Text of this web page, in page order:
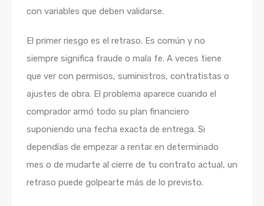
con variables que deben validarse.
El primer riesgo es el retraso. Es común y no
siempre significa fraude o mala fe. A veces tiene
que ver con permisos, suministros, contratistas o
ajustes de obra. El problema aparece cuando el
comprador armó todo su plan financiero
suponiendo una fecha exacta de entrega. Si
dependías de empezar a rentar en determinado
mes o de mudarte al cierre de tu contrato actual, un
retraso puede golpearte más de lo previsto.